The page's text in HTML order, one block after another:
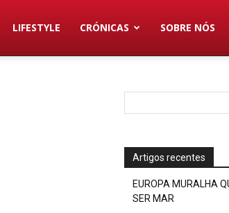
LIFESTYLE CRÓNICAS SOBRE NÓS
Artigos recentes
EUROPA MURALHA
SER MAR